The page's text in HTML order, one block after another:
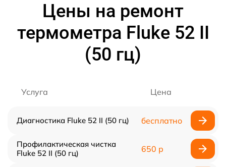
Цены на ремонт
термометра Fluke 52 II
(50 гц)
Услуга Цена
Диагностика Fluke 52 II (50 гц) бесплатно
Профилактическая чистка
Fluke 52 II (50 гц)
650 р